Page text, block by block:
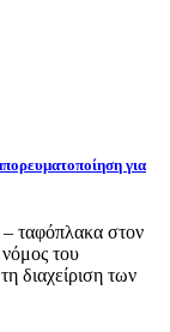
για
ταφόπλακα στον
του
διαχείριση των